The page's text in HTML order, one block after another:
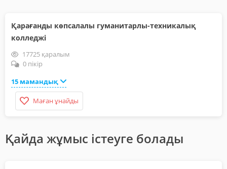
Қарағанды көпсалалы гуманитарлы-техникалық
колледжі
17725 қаралым
0 пікір
15 мамандық
Маған ұнайды
Қайда жұмыс істеуге болады